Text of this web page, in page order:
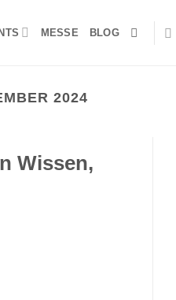
MESSE BLOG
2024
Wissen,